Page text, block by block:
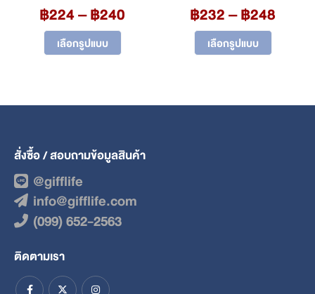
฿224–฿240
เลือกรูปแบบ
This product has multiple variants. The options may be chosen on the product page
฿232–฿248
เลือกรูปแบบ
This product has multiple variants. The options may be chosen on the product page
สั่งซื้อ / สอบถามข้อมูลสินค้า
@gifflife
info@gifflife.com
(099) 652-2563
ติดตามเรา